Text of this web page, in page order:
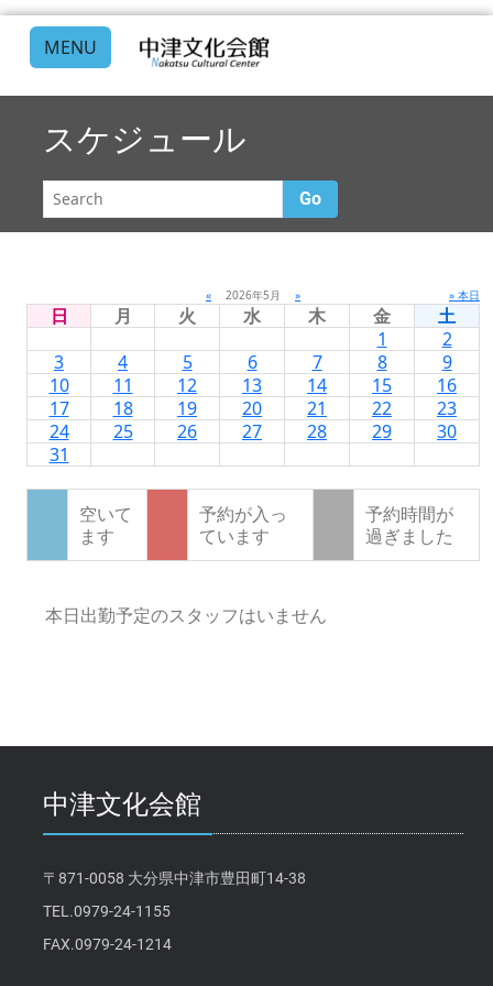
MENU
スケジュール
Go
« 2026年5月 » » 本日
日 月 火 水 木 金
土
1
2
3
4 5 6 7 8
9
10
11 12 13 14 15
16
17
18 19 20 21 22
23
24
25 26 27 28 29
30
31
空いて
ます
予約が入っ
ています
予約時間が
過ぎました
本日出勤予定のスタッフはいません
中津文化会館
〒871-0058 大分県中津市豊田町14-38
TEL.0979-24-1155
FAX.0979-24-1214